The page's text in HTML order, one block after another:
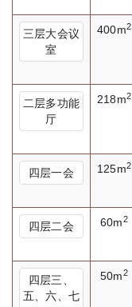
三层大会议
室
400m2
二层多功能
厅
218m2
四层一会 125m2
四层二会 60m2
四层三、
五、六、七
50m2